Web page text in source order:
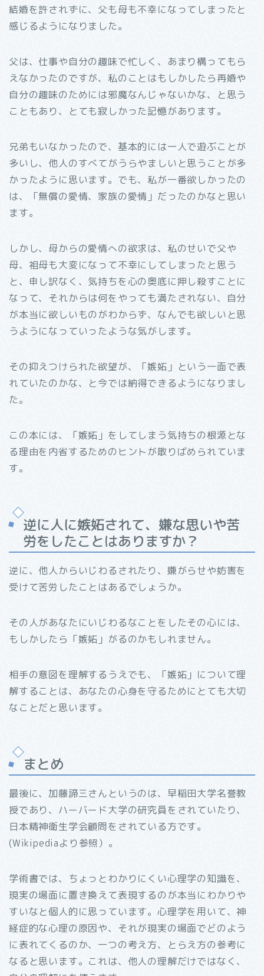
結婚を許されずに、父も母も不幸になってしまったと
感じるようになりました。
父は、仕事や自分の趣味で忙しく、あまり構ってもら
えなかったのですが、私のことはもしかしたら再婚や
自分の趣味のためには邪魔なんじゃないかな、と思う
こともあり、とても寂しかった記憶があります。
兄弟もいなかったので、基本的には一人で遊ぶことが
多いし、他人のすべてがうらやましいと思うことが多
かったように思います。でも、私が一番欲しかったの
は、「無償の愛情、家族の愛情」だったのかなと思い
ます。
しかし、母からの愛情への欲求は、私のせいで父や
母、祖母も大変になって不幸にしてしまったと思う
と、申し訳なく、気持ちを心の奥底に押し殺すことに
なって、それからは何をやっても満たされない、自分
が本当に欲しいものがわからず、なんでも欲しいと思
うようになっていったような気がします。
その抑えつけられた欲望が、「嫉妬」という一面で表
れていたのかな、と今では納得できるようになりまし
た。
この本には、「嫉妬」をしてしまう気持ちの根源とな
る理由を内省するためのヒントが散りばめられていま
す。
逆に人に嫉妬されて、嫌な思いや苦
労をしたことはありますか？
逆に、他人からいじわるされたり、嫌がらせや妨害を
受けて苦労したことはあるでしょうか。
その人があなたにいじわるなことをしたその心には、
もしかしたら「嫉妬」がるのかもしれません。
相手の意図を理解するうえでも、「嫉妬」について理
解することは、あなたの心身を守るためにとても大切
なことだと思います。
まとめ
最後に、加藤諦三さんというのは、早稲田大学名誉教
授であり、ハーバード大学の研究員をされていたり、
日本精神衛生学会顧問をされている方です。
(Wikipediaより参照）。
学術書では、ちょっとわかりにくい心理学の知識を、
現実の場面に置き換えて表現するのが本当にわかりや
すいなと個人的に思っています。心理学を用いて、神
経症的な心理の原因や、それが現実の場面でどのよう
に表れてくるのか、一つの考え方、とらえ方の参考に
なると思います。これは、他人の理解だけではなく、